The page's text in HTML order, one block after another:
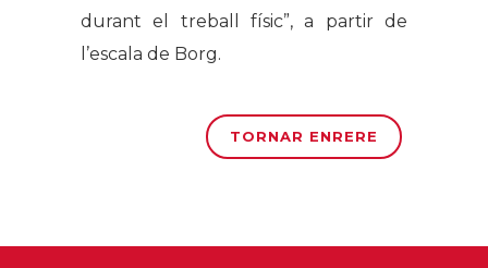
durant el treball físic”, a partir de
l’escala de Borg.
TORNAR ENRERE